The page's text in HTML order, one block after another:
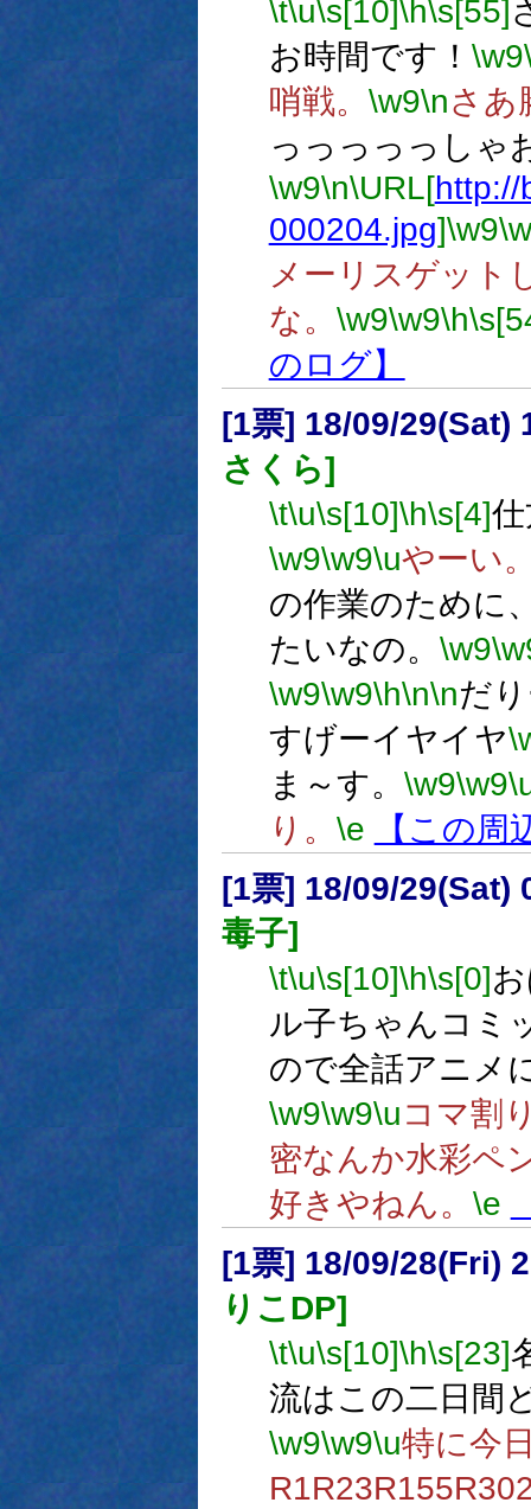
\t\u\s[10]\h\s[55]
お時間です！ \w9
哨戦。 \w9\nさあ
っっっっっしゃ
\w9\n\URL[http://
000204.jpg]\w9
メーリスゲット
な。 \w9\w9\h
のログ】
[1票] 18/09/29(Sat)
さくら]
\t\u\s[10]\h\s[4]
\w9\w9\uやーい
の作業のために
たいなの。 \w9
\w9\w9\h\n\nだ
すげーイヤイヤ
ま～す。 \w9\w9
り。 \e
【この周
[1票] 18/09/29(Sat)
毒子]
\t\u\s[10]\h\s[0]
ル子ちゃんコミ
ので全話アニメ
\w9\w9\uコマ割
密なんか水彩ペ
好きやねん。 \e
[1票] 18/09/28(Fri)
りこDP]
\t\u\s[10]\h\s[23]
流はこの二日間
\w9\w9\u特に今